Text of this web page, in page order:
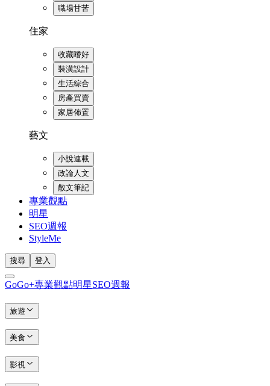
職場甘苦
住家
收藏嗜好
裝潢設計
生活綜合
房產買賣
家居佈置
藝文
小說連載
政論人文
散文筆記
專業觀點
明星
SEO週報
StyleMe
搜尋 登入
GoGo+專業觀點明星SEO週報
旅遊
美食
影視